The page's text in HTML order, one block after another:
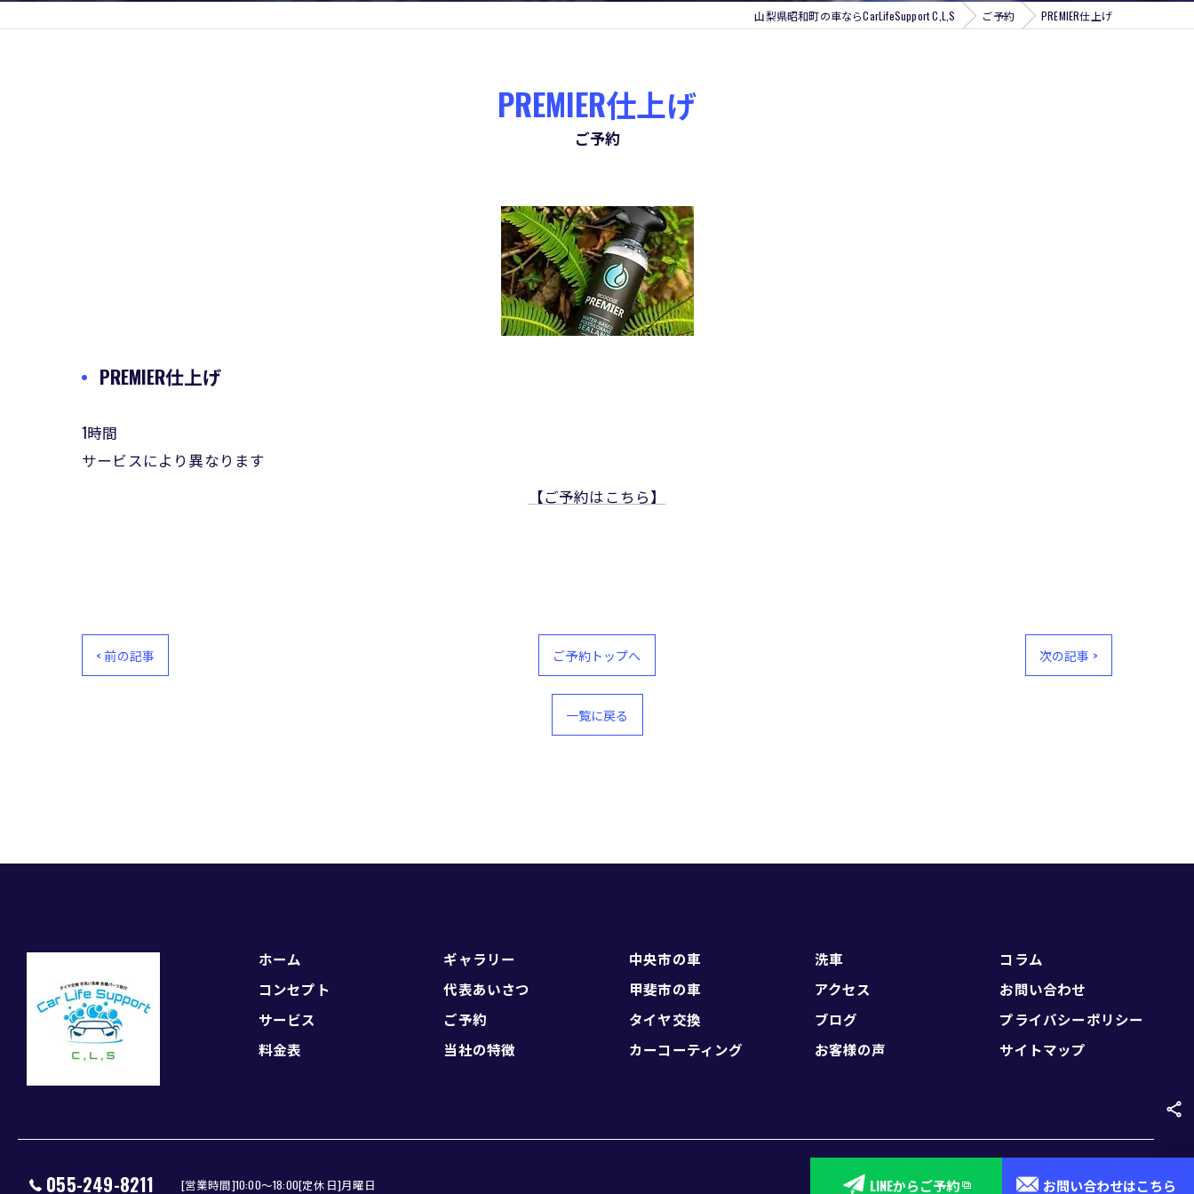
山梨県昭和町の車ならCarLifeSupport C,L,S ご予約 PREMIER仕上げ
ご予約
PREMIER仕上げ
PREMIER仕上げ
1時間
サービスにより異なります
【ご予約はこちら】
< 前の記事 ご予約トップへ 次の記事 >
一覧に戻る
055-249-8211 [営業時間]10:00～18:00[定休日]月曜日 LINEからご予約 お問い合わせはこちら
ホーム
コンセプト
サービス
料金表
ギャラリー
代表あいさつ
ご予約
当社の特徴
中央市の車
甲斐市の車
タイヤ交換
カーコーティング
洗車
アクセス
ブログ
お客様の声
コラム
お問い合わせ
プライバシーポリシー
サイトマップ
© 2026 山梨県昭和町の車ならCarLifeSupport C,L,S ALL RIGHTS RESERVED.
お問い合わせはこちら